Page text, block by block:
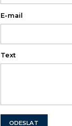
E-mail
Text
ODESLAT